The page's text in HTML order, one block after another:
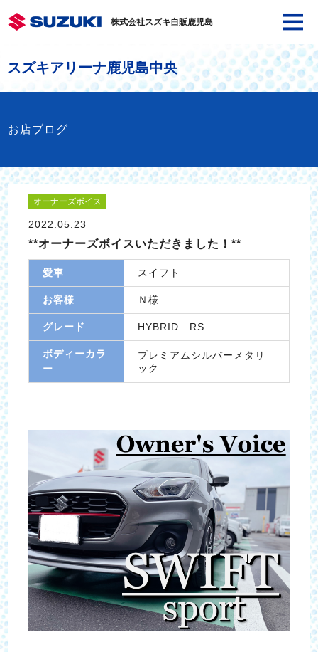
株式会社スズキ自販鹿児島
スズキアリーナ鹿児島中央
お店ブログ
オーナーズボイス
2022.05.23
**オーナーズボイスいただきました！**
愛車 スイフト
お客様 Ｎ様
グレード HYBRID RS
ボディーカラ
ー
プレミアムシルバーメタリ
ック